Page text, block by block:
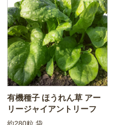
有機種子 ほうれん草 アー
リージャイアントリーフ
約280粒 袋